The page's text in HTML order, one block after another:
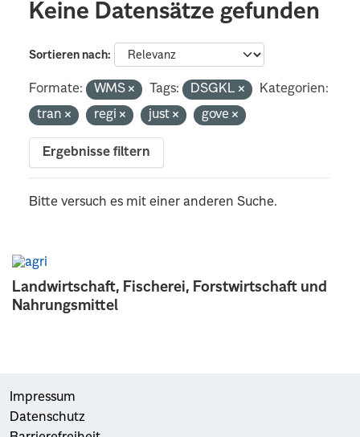
Landwirtschaft, Fischerei, Forstwirtschaft und
Nahrungsmittel
Keine Datensätze gefunden
Sortieren nach
Formate: WMS Tags: DSGKL
Kategorien:
tran
regi just gove
Ergebnisse filtern
Bitte versuch es mit einer anderen Suche.
Impressum
Datenschutz